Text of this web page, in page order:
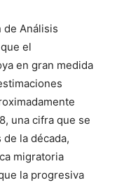
de Análisis
el
en gran medida
una cifra que se
la década,
migratoria
la progresiva